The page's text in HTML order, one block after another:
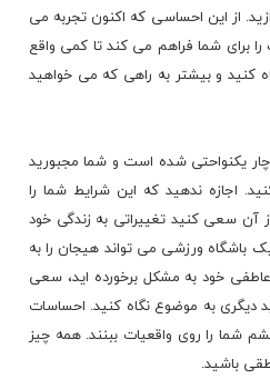
از این احساسی که اکنون تجربه می
را برای شما فراهم می کند تا کمی واقع
کنید و بیشتر به راهی که می خواهید
یکنواحتی شده است و شما مجبورید
اجازه ندهید که این شرایط شما را
آن سعی کنید تغییراتی به زندگی خود
باشگاه ورزشی می تواند هیجان را به
عاطفی خود به مشکل برخورده اید، سعی
دیگری به موضوع نگاه کنید. احساسات
شما را روی واقعیات ببنند. همه چیز
باشید.